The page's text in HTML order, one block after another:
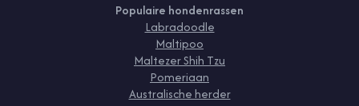
Populaire hondenrassen
Labradoodle
Maltipoo
Maltezer Shih Tzu
Pomeriaan
Australische herder